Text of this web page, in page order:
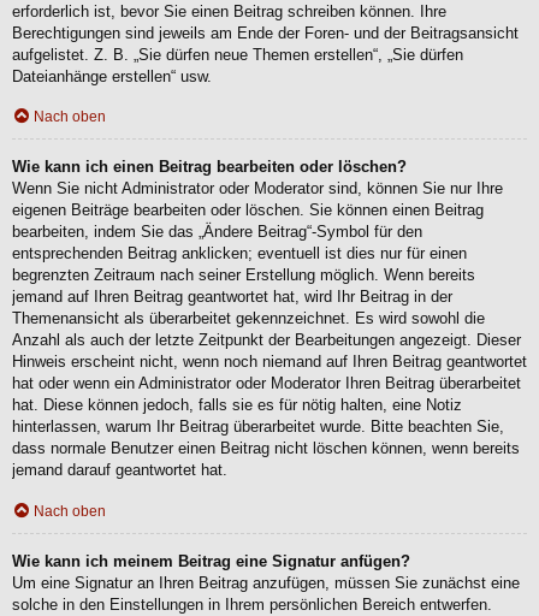
erforderlich ist, bevor Sie einen Beitrag schreiben können. Ihre
Berechtigungen sind jeweils am Ende der Foren- und der Beitragsansicht
aufgelistet. Z. B. „Sie dürfen neue Themen erstellen“, „Sie dürfen
Dateianhänge erstellen“ usw.
Nach oben
Wie kann ich einen Beitrag bearbeiten oder löschen?
Wenn Sie nicht Administrator oder Moderator sind, können Sie nur Ihre
eigenen Beiträge bearbeiten oder löschen. Sie können einen Beitrag
bearbeiten, indem Sie das „Ändere Beitrag“-Symbol für den
entsprechenden Beitrag anklicken; eventuell ist dies nur für einen
begrenzten Zeitraum nach seiner Erstellung möglich. Wenn bereits
jemand auf Ihren Beitrag geantwortet hat, wird Ihr Beitrag in der
Themenansicht als überarbeitet gekennzeichnet. Es wird sowohl die
Anzahl als auch der letzte Zeitpunkt der Bearbeitungen angezeigt. Dieser
Hinweis erscheint nicht, wenn noch niemand auf Ihren Beitrag geantwortet
hat oder wenn ein Administrator oder Moderator Ihren Beitrag überarbeitet
hat. Diese können jedoch, falls sie es für nötig halten, eine Notiz
hinterlassen, warum Ihr Beitrag überarbeitet wurde. Bitte beachten Sie,
dass normale Benutzer einen Beitrag nicht löschen können, wenn bereits
jemand darauf geantwortet hat.
Nach oben
Wie kann ich meinem Beitrag eine Signatur anfügen?
Um eine Signatur an Ihren Beitrag anzufügen, müssen Sie zunächst eine
solche in den Einstellungen in Ihrem persönlichen Bereich entwerfen.